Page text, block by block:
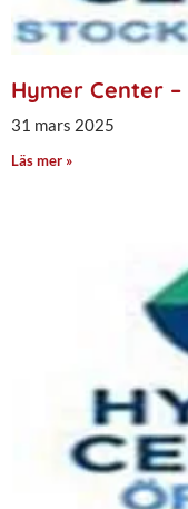
Hymer Center
31 mars 2025
Läs mer »